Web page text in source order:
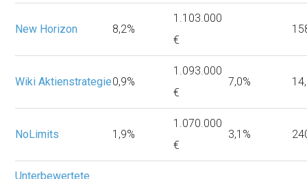
New Horizon 8,2%
1.103.000
€
Wiki Aktienstrategie0,9%
1.093.000
€
7,0%
NoLimits 1,9%
1.070.000
€
3,1%
Unterbewertete